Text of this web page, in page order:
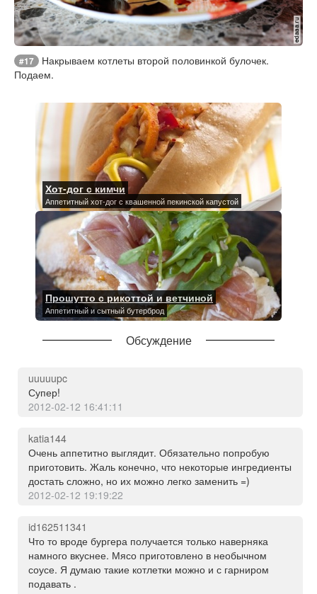
#17
Накрываем котлеты второй половинкой булочек.
Подаем.
Хот-дог с кимчи
Аппетитный хот-дог с квашенной пекинской капустой
Прошутто с рикоттой и ветчиной
Аппетитный и сытный бутерброд
Обсуждение
uuuuupc
Супер!
2012-02-12 16:41:11
katia144
Очень аппетитно выглядит. Обязательно попробую
приготовить. Жаль конечно, что некоторые ингредиенты
достать сложно, но их можно легко заменить =)
2012-02-12 19:19:22
id162511341
Что то вроде бургера получается только наверняка
намного вкуснее. Мясо приготовлено в необычном
соусе. Я думаю такие котлетки можно и с гарниром
подавать .